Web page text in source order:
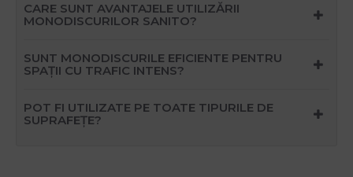
CARE SUNT AVANTAJELE UTILIZĂRII
MONODISCURILOR SANITO?
SUNT MONODISCURILE EFICIENTE PENTRU
SPAȚII CU TRAFIC INTENS?
POT FI UTILIZATE PE TOATE TIPURILE DE
SUPRAFEȚE?